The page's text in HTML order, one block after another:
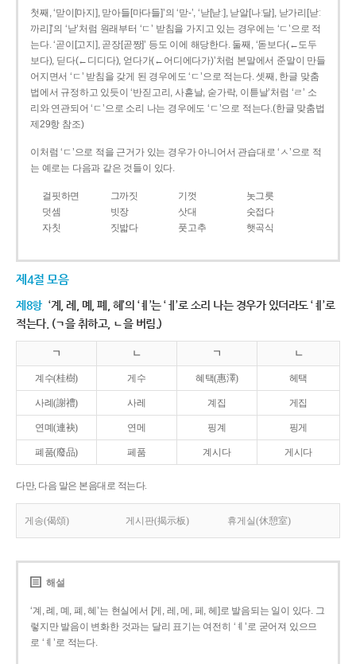
첫째, ‘맏이[마지], 맏아들[마다들]’의 ‘맏-’, ‘낟[낟ː], 낟알[나ː달], 낟가리[낟ː
까리]’의 ‘낟’처럼 원래부터 ‘ㄷ’ 받침을 가지고 있는 경우에는 ‘ㄷ’으로 적
는다. ‘곧이[고지], 곧장[곧짱]’ 등도 이에 해당한다. 둘째, ‘돋보다(←도두
보다), 딛다(←디디다), 얻다가(←어디에다가)’처럼 본말에서 준말이 만들
어지면서 ‘ㄷ’ 받침을 갖게 된 경우에도 ‘ㄷ’으로 적는다. 셋째, 한글 맞춤
법에서 규정하고 있듯이 ‘반짇고리, 사흗날, 숟가락, 이튿날’처럼 ‘ㄹ’ 소
리와 연관되어 ‘ㄷ’으로 소리 나는 경우에도 ‘ㄷ’으로 적는다.(한글 맞춤법
제29항 참조)
이처럼 ‘ㄷ’으로 적을 근거가 있는 경우가 아니어서 관습대로 ‘ㅅ’으로 적
는 예로는 다음과 같은 것들이 있다.
걸핏하면 그까짓 기껏
놋그릇
덧셈
빗장 삿대
숫접다
자칫
짓밟다 풋고추 햇곡식
제4절 모음
제8항 ‘계, 례, 몌, 폐, 혜’의 ‘ㅖ’는 ‘ㅔ’로 소리 나는 경우가 있더라도 ‘ㅖ’로
적는다. (ㄱ을 취하고, ㄴ을 버림.)
ㄱ ㄴ ㄱ ㄴ
계수(桂樹) 게수 혜택(惠澤) 헤택
사례(謝禮) 사레 계집 게집
연몌(連袂) 연메 핑계 핑게
폐품(廢品) 페품 계시다 게시다
다만, 다음 말은 본음대로 적는다.
게송(偈頌) 게시판(揭示板) 휴게실(休憩室)
해설
‘계, 례, 몌, 폐, 혜’는 현실에서 [게, 레, 메, 페, 헤]로 발음되는 일이 있다. 그
렇지만 발음이 변화한 것과는 달리 표기는 여전히 ‘ㅖ’로 굳어져 있으므
로 ‘ㅖ’로 적는다.